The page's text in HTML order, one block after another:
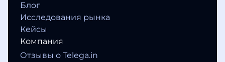
Блог
Исследования рынка
Кейсы
Компания
Отзывы о Telega.in